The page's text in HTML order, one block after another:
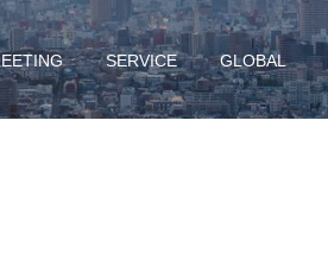
SERVICE GLOBAL